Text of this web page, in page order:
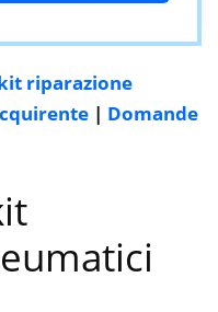
riparazione
| Domande